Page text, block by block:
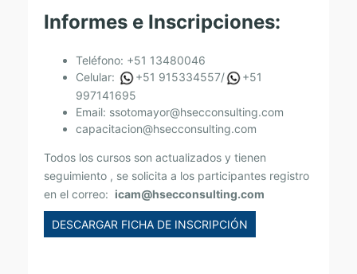
A
M
Informes e Inscripciones:
Teléfono: +51 13480046
Celular:
+51 915334557/
+51
997141695
Email: ssotomayor@hsecconsulting.com
capacitacion@hsecconsulting.com
Todos los cursos son actualizados y tienen
seguimiento , se solicita a los participantes registro
en el correo: icam@hsecconsulting.com
DESCARGAR FICHA DE INSCRIPCIÓN